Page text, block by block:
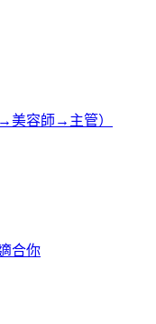
美容師→主管）
合你